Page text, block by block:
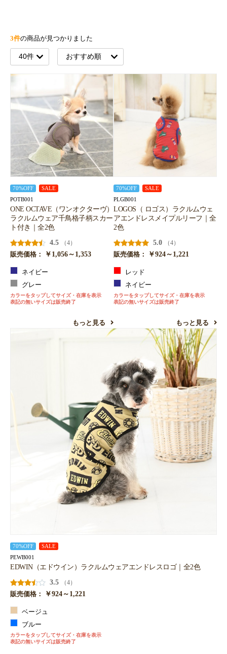
3件の商品が見つかりました
70%OFF SALE
POTB001
ONE OCTAVE（ワンオクターヴ）
ラクルムウェア千鳥格子柄スカー
ト付き｜全2色
4.5
（4）
販売価格：
￥1,056～1,353
ネイビー
グレー
カラーをタップしてサイズ・在庫を表示
表記の無いサイズは販売終了
もっと見る
70%OFF SALE
PLGB001
LOGOS（ ロゴス）ラクルムウェ
アエンドレスメイプルリーフ｜全
2色
5.0
（4）
販売価格：
￥924～1,221
レッド
ネイビー
カラーをタップしてサイズ・在庫を表示
表記の無いサイズは販売終了
もっと見る
70%OFF SALE
PEWB001
EDWIN（エドウイン）ラクルムウェアエンドレスロゴ｜全2色
3.5
（4）
販売価格：
￥924～1,221
ベージュ
ブルー
カラーをタップしてサイズ・在庫を表示
表記の無いサイズは販売終了